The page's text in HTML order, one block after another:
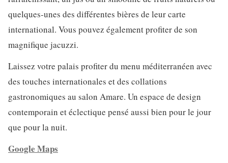
quelques-unes des différentes bières de leur carte
international. Vous pouvez également profiter de son
magnifique jacuzzi.
Laissez votre palais profiter du menu méditerranéen avec
des touches internationales et des collations
gastronomiques au salon Amare. Un espace de design
contemporain et éclectique pensé aussi bien pour le jour
que pour la nuit.
Google Maps